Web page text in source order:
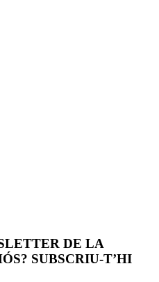
DE LA
SUBSCRIU-T’HI